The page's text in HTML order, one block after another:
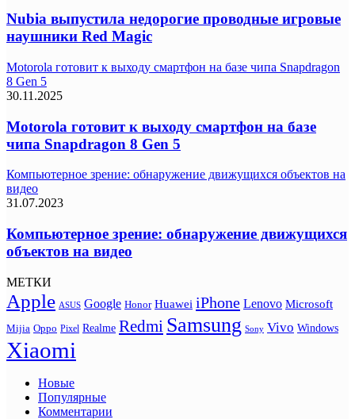
Nubia выпустила недорогие проводные игровые
наушники Red Magic
Motorola готовит к выходу смартфон на базе чипа Snapdragon
8 Gen 5
30.11.2025
Motorola готовит к выходу смартфон на базе
чипа Snapdragon 8 Gen 5
Компьютерное зрение: обнаружение движущихся объектов на
видео
31.07.2023
Компьютерное зрение: обнаружение движущихся
объектов на видео
МЕТКИ
Apple ASUS Google Honor Huawei iPhone Lenovo Microsoft
Mijia Oppo Pixel Realme Redmi Samsung Sony Vivo Windows
Xiaomi
Новые
Популярные
Комментарии